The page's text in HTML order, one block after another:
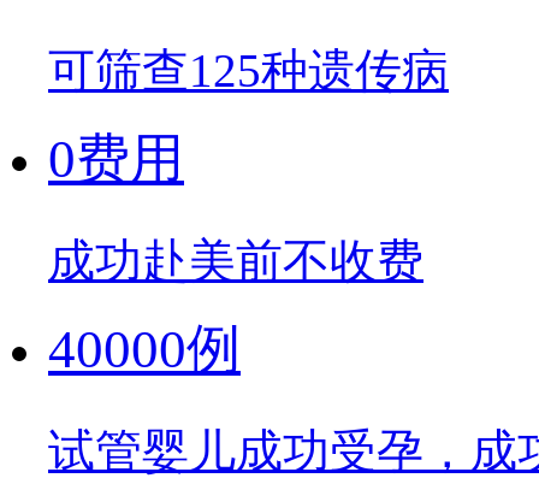
可筛查125种遗传病
0费用
成功赴美前不收费
40000例
试管婴儿成功受孕，成